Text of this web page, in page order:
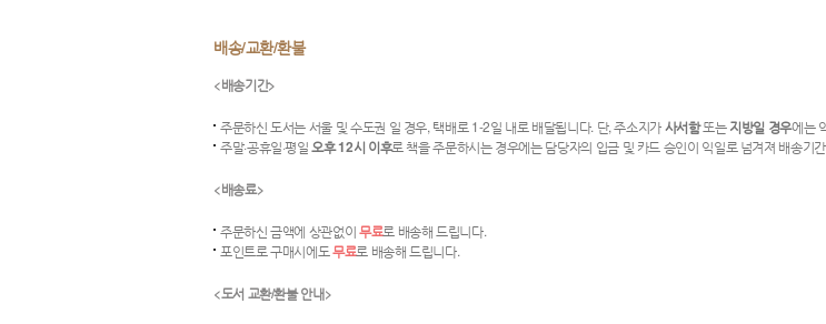
배송/교환/환불
<배송기간>
주문하신 도서는 서울 및 수도권 일 경우, 택배로 1-2일 내로 배달됩니다. 단, 주소지가사서함또는지방일 경우에는
주말·공휴일·평일오후 12시 이후로 책을 주문하시는 경우에는 담당자의 입금 및 카드 승인이 익일로 넘겨져 배송기
<배송료>
주문하신 금액에 상관없이무료로 배송해 드립니다.
포인트로 구매시에도무료로 배송해 드립니다.
<도서 교환/환불 안내>